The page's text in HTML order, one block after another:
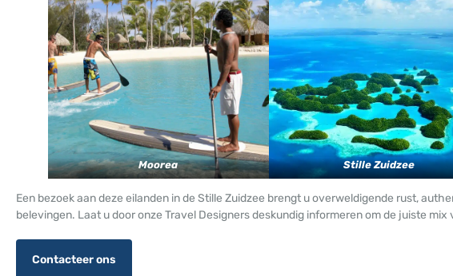
Moorea Stille Zuidzee
Een bezoek aan deze eilanden in de Stille Zuidzee brengt u overweldigende rust,
belevingen. Laat u door onze Travel Designers deskundig informeren om de juiste
Contacteer ons